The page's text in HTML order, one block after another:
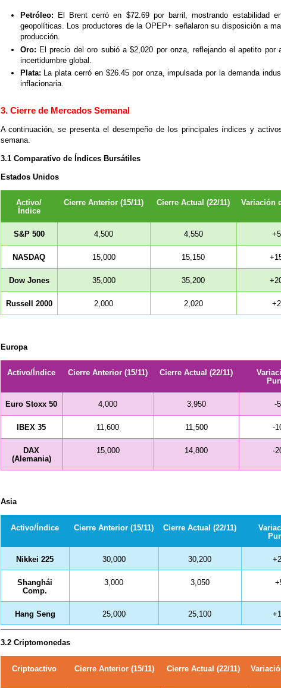
Petróleo: El Brent cerró en $72.69 por barril, mostrando estabilidad
geopolíticas. Los productores de la OPEP+ señalaron su disposición a
producción.
Oro: El precio del oro subió a $2,020 por onza, reflejando el apetito por
incertidumbre global.
Plata: La plata cerró en $26.45 por onza, impulsada por la demanda
inflacionaria.
3. Cierre de Mercados Semanal
A continuación, se presenta el desempeño de los principales índices y
semana.
3.1 Comparativo de Índices Bursátiles
Estados Unidos
Activo/
Índice
Cierre Anterior (15/11) Cierre Actual (22/11) Variación
S&P 500 4,500 4,550
NASDAQ 15,000 15,150
Dow Jones 35,000 35,200
Russell 2000 2,000 2,020
Europa
Activo/Índice Cierre Anterior (15/11) Cierre Actual (22/11)
Euro Stoxx 50 4,000 3,950 -
IBEX 35 11,600 11,500 -
DAX
(Alemania)
15,000 14,800 -
Asia
Activo/Índice Cierre Anterior (15/11) Cierre Actual (22/11)
Nikkei 225 30,000 30,200
Shanghái
Comp.
3,000 3,050
Hang Seng 25,000 25,100
3.2 Criptomonedas
Criptoactivo Cierre Anterior (15/11) Cierre Actual (22/11)